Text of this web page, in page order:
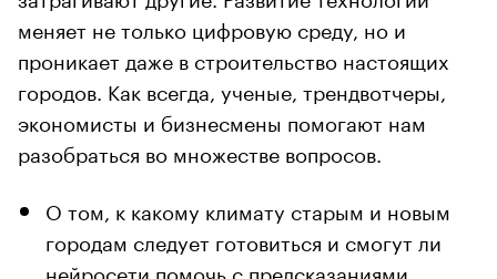
меняет не только цифровую среду, но и
проникает даже в строительство настоящих
городов. Как всегда, ученые, трендвотчеры,
экономисты и бизнесмены помогают нам
разобраться во множестве вопросов.
О том, к какому климату старым и новым
городам следует готовиться и смогут ли
нейросети помочь с предсказаниями,